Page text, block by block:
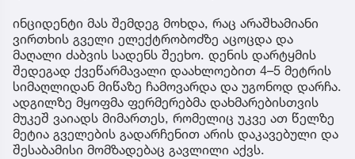
ინციდენტი მას შემდეგ მოხდა, რაც არაშხამიანი
ვირთხის გველი ელექტრობოძზე აცოცდა და
მაღალი ძაბვის სადენს შეეხო. დენის დარტყმის
შედეგად ქვეწარმავალი დაახლოებით 4–5 მეტრის
სიმაღლიდან მიწაზე ჩამოვარდა და უგონოდ დარჩა.
ადგილზე მყოფმა ფერმერებმა დახმარებისთვის
მუკეშ ვაიადს მიმართეს, რომელიც უკვე ათ წელზე
მეტია გველების გადარჩენით არის დაკავებული და
შესაბამისი მომზადებაც გავლილი აქვს.